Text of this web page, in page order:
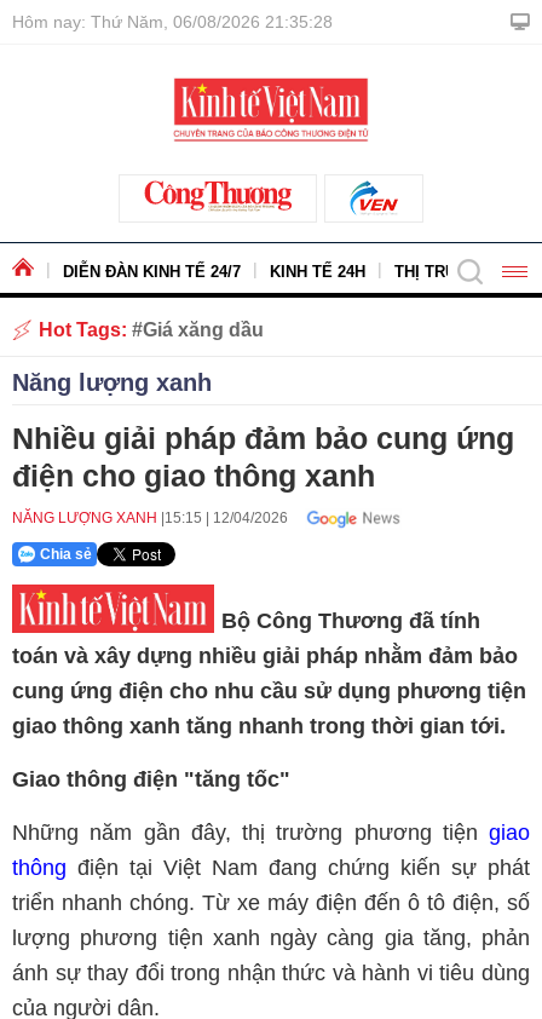
Hôm nay: Thứ Năm, 06/08/2026 21:35:30
DIỄN ĐÀN KINH TẾ 24/7 KINH TẾ 24H THỊ TRƯỜNG -
Hot Tags: Giá xăng dầu
Năng lượng xanh
Nhiều giải pháp đảm bảo cung ứng
điện cho giao thông xanh
NĂNG LƯỢNG XANH 15:15 12/04/2026
Chia sẻ
Bộ Công Thương đã tính
toán và xây dựng nhiều giải pháp nhằm đảm bảo
cung ứng điện cho nhu cầu sử dụng phương tiện
giao thông xanh tăng nhanh trong thời gian tới.
Giao thông điện "tăng tốc"
Những năm gần đây, thị trường phương tiện giao
thông điện tại Việt Nam đang chứng kiến sự phát
triển nhanh chóng. Từ xe máy điện đến ô tô điện, số
lượng phương tiện xanh ngày càng gia tăng, phản
ánh sự thay đổi trong nhận thức và hành vi tiêu dùng
của người dân.